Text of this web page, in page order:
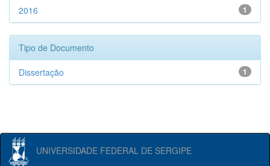
1
2016
Tipo de Documento
1
Dissertação
UNIVERSIDADE FEDERAL DE SERGIPE